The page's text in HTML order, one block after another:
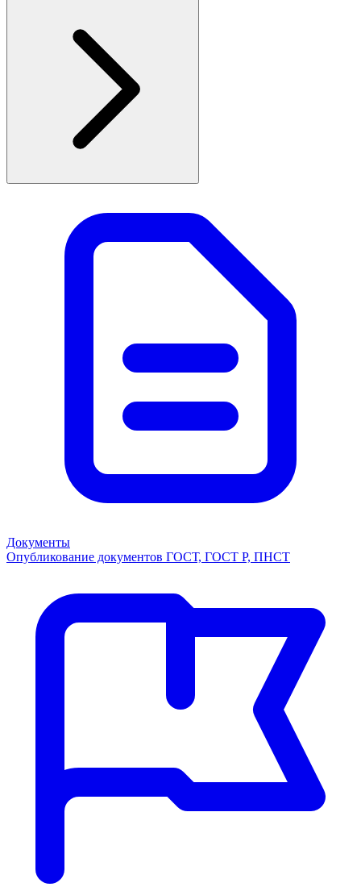
Документы
Опубликование документов ГОСТ, ГОСТ Р, ПНСТ